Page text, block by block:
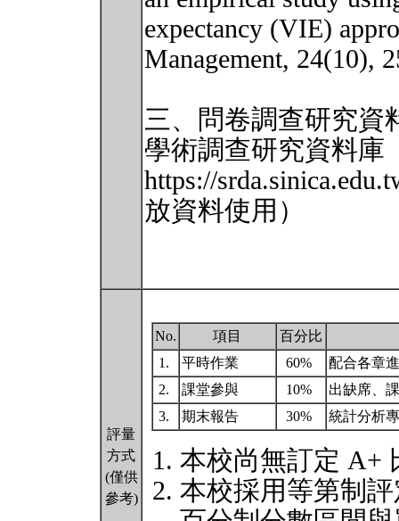
expectancy (VIE)
Management, 24(10),
三、問卷調查研究資
學術調查研究資料庫
https://
放資料使用）
評量
方式
(僅供
參考)
No. 項目
百分比
1.
平時作業 60%
配合各章
2.
課堂參與 10%
出缺席、
3.
期末報告 30% 統計分析
本校尚無訂定 A+
本校採用等第制